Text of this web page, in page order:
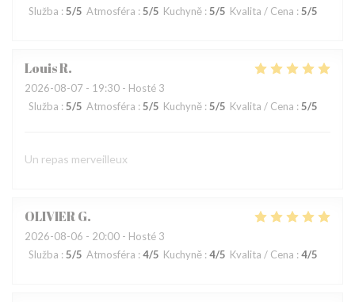
Služba : 5/5 Atmosféra : 5/5 Kuchyně : 5/5 Kvalita / Cena : 5/5
LouisR
2026-08-07 - 19:30 - Hosté 3
Služba : 5/5 Atmosféra : 5/5 Kuchyně : 5/5 Kvalita / Cena : 5/5
Un repas merveilleux
OLIVIERG
2026-08-06 - 20:00 - Hosté 3
Služba : 5/5 Atmosféra : 4/5 Kuchyně : 4/5 Kvalita / Cena : 4/5